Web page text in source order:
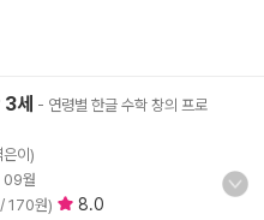
세 - 연령별 한글 수학 창의 프로
은이)
09월
170원)
8.0